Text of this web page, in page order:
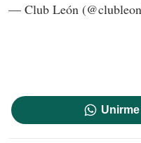
— Club León